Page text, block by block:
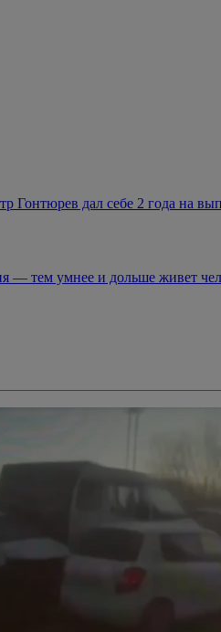
Гонтюрев дал себе 2 года на
— тем умнее и дольше живет